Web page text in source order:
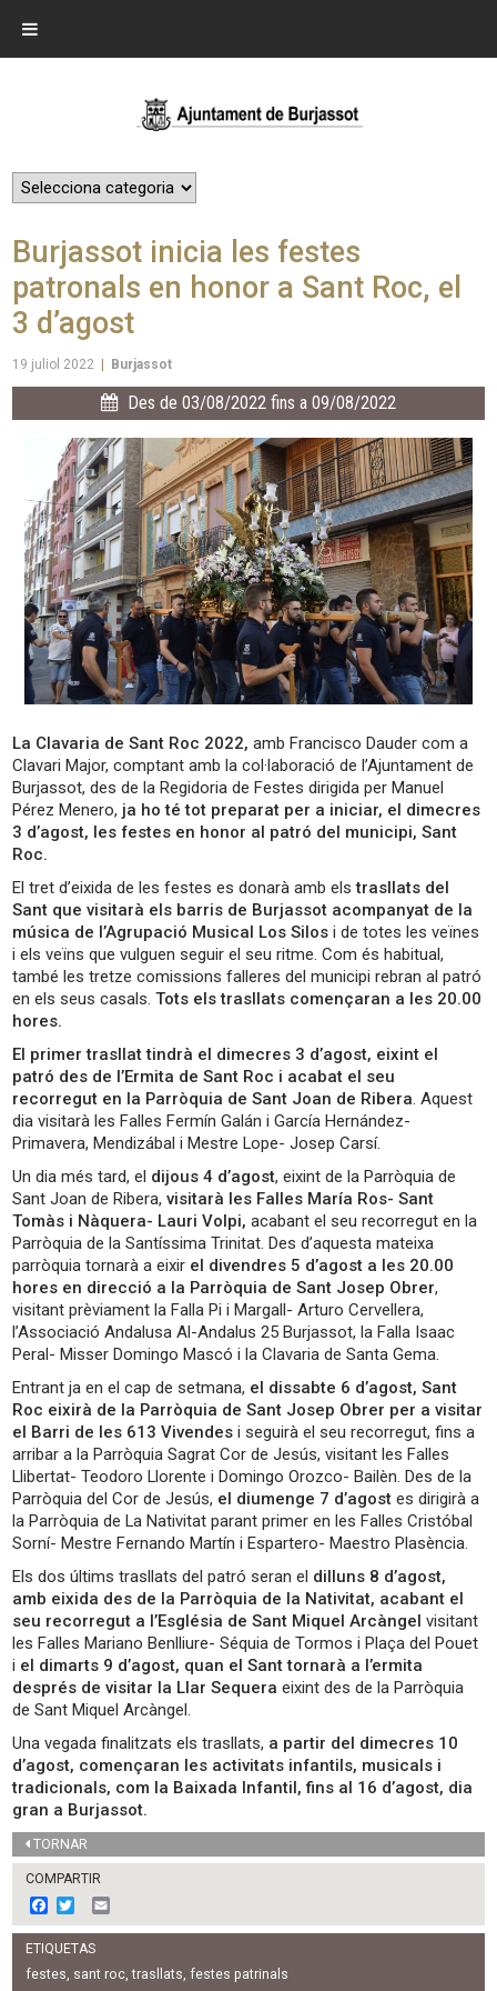
Burjassot inicia les festes
patronals en honor a Sant Roc, el
3 d’agost
19 juliol 2022 Burjassot
Des de 03/08/2022 fins a 09/08/2022
La Clavaria de Sant Roc 2022, amb Francisco Dauder com a
Clavari Major, comptant amb la col·laboració de l’Ajuntament de
Burjassot, des de la Regidoria de Festes dirigida per Manuel
Pérez Menero, ja ho té tot preparat per a iniciar, el dimecres
3 d’agost, les festes en honor al patró del municipi, Sant
Roc.
El tret d’eixida de les festes es donarà amb elstrasllats del
Sant que visitarà els barris de Burjassot acompanyat de la
música de l’Agrupació Musical Los Silos i de totes les veïnes
i els veïns que vulguen seguir el seu ritme. Com és habitual,
també les tretze comissions falleres del municipi rebran al patró
en els seus casals.Tots els trasllats començaran a les 20.00
hores.
El primer trasllat tindrà el dimecres 3 d’agost, eixint el
patró des de l’Ermita de Sant Roc i acabat el seu
recorregut en la Parròquia de Sant Joan de Ribera. Aquest
dia visitarà les Falles Fermín Galán i García Hernández-
Primavera, Mendizábal i Mestre Lope- Josep Carsí.
Un dia més tard, el dijous 4 d’agost, eixint de la Parròquia de
Sant Joan de Ribera,visitarà les Falles María Ros- Sant
Tomàs i Nàquera- Lauri Volpi, acabant el seu recorregut en la
Parròquia de la Santíssima Trinitat. Des d’aquesta mateixa
parròquia tornarà a eixir el divendres 5 d’agost a les 20.00
hores en direcció a la Parròquia de Sant Josep Obrer,
visitant prèviament la Falla Pi i Margall- Arturo Cervellera,
l’Associació Andalusa Al-Andalus 25 Burjassot, la Falla Isaac
Peral- Misser Domingo Mascó i la Clavaria de Santa Gema.
Entrant ja en el cap de setmana, el dissabte 6 d’agost, Sant
Roc eixirà de la Parròquia de Sant Josep Obrer per a visitar
el Barri de les 613 Vivendes i seguirà el seu recorregut, fins a
arribar a la Parròquia Sagrat Cor de Jesús, visitant les Falles
Llibertat- Teodoro Llorente i Domingo Orozco- Bailèn. Des de la
Parròquia del Cor de Jesús, el diumenge 7 d’agost es dirigirà a
la Parròquia de La Nativitat parant primer en les Falles Cristóbal
Sorní- Mestre Fernando Martín i Espartero- Maestro Plasència.
Els dos últims trasllats del patró seran el dilluns 8 d’agost,
amb eixida des de la Parròquia de la Nativitat, acabant el
seu recorregut a l’Església de Sant Miquel Arcàngel visitant
les Falles Mariano Benlliure- Séquia de Tormos i Plaça del Pouet
i el dimarts 9 d’agost, quan el Sant tornarà a l’ermita
després de visitar la Llar Sequera eixint des de la Parròquia
de Sant Miquel Arcàngel.
Una vegada finalitzats els trasllats, a partir del dimecres 10
d’agost, començaran les activitats infantils, musicals i
tradicionals, com la Baixada Infantil, fins al 16 d’agost, dia
gran a Burjassot.
TORNAR
COMPARTIR
F
a
c
e
b
w
i
t
t
m
a
l
ETIQUETAS
festes, sant roc,trasllats,festes patrinals